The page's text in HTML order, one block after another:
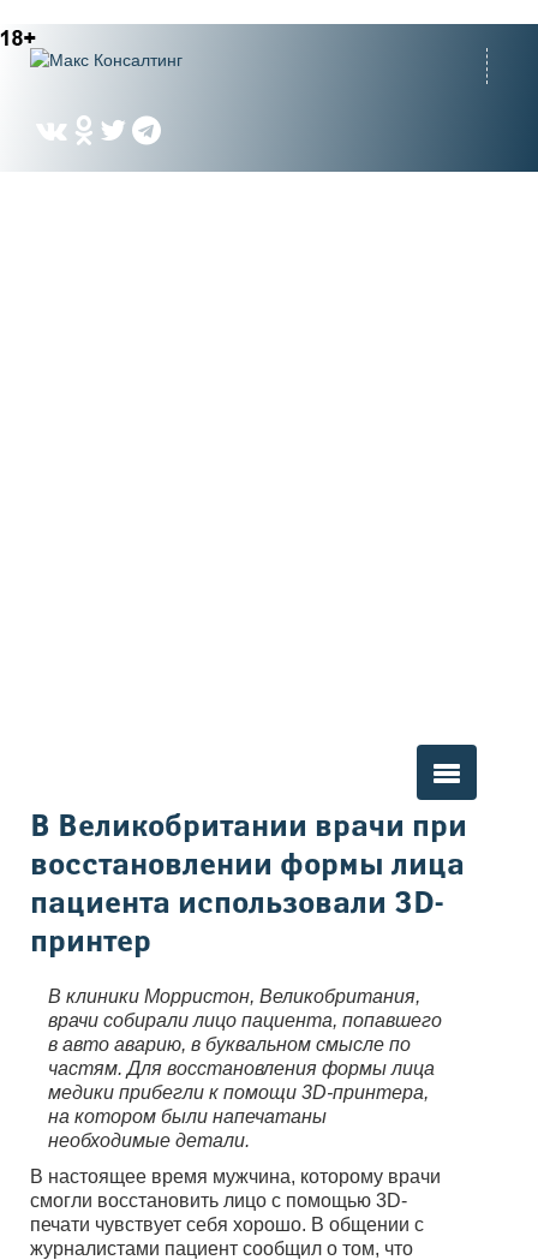
Вы здесь
В Великобритании врачи при
восстановлении формы лица
пациента использовали 3D-
принтер
В клиники Морристон, Великобритания,
врачи собирали лицо пациента, попавшего
в авто аварию, в буквальном смысле по
частям. Для восстановления формы лица
медики прибегли к помощи 3D-принтера,
на котором были напечатаны
необходимые детали.
В настоящее время мужчина, которому врачи
смогли восстановить лицо с помощью 3D-
печати чувствует себя хорошо. В общении с
журналистами пациент сообщил о том, что